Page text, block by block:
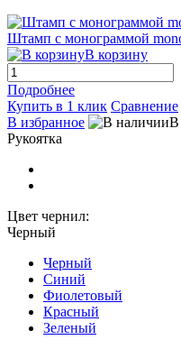
Штамп с монограммой
В корзину
Подробнее
Купить в 1 клик Сравнение
В избранное
В
Рукоятка
Цвет чернил:
Черный
Черный
Синий
Фиолетовый
Красный
Зеленый